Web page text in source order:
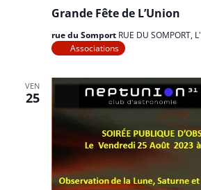
Grande Fête de L’Union
rue du Somport RUE DU SOMPORT,
Associations
VEN
25